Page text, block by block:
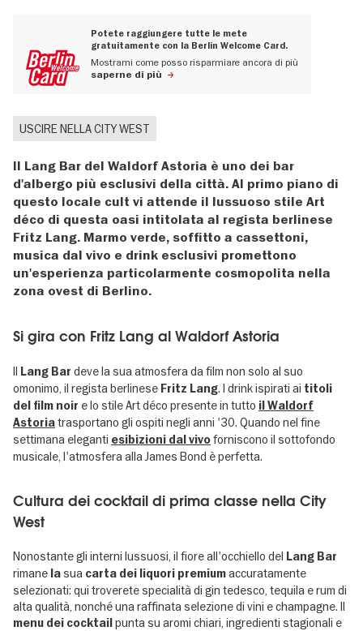
Potete raggiungere tutte le mete
gratuitamente con la Berlin Welcome Card.
Mostrami come posso risparmiare ancora di più
saperne di più
USCIRE NELLA CITY WEST
Il Lang Bar del Waldorf Astoria è uno dei bar
d'albergo più esclusivi della città. Al primo piano di
questo locale cult vi attende il lussuoso stile Art
déco di questa oasi intitolata al regista berlinese
Fritz Lang. Marmo verde, soffitto a cassettoni,
musica dal vivo e drink esclusivi promettono
un'esperienza particolarmente cosmopolita nella
zona ovest di Berlino.
Si gira con Fritz Lang al Waldorf Astoria
Il Lang Bar deve la sua atmosfera da film non solo al suo
omonimo, il regista berlinese Fritz Lang. I drink ispirati ai titoli
del film noir e lo stile Art déco presente in tutto il Waldorf
Astoriatrasportano gli ospiti negli anni '30. Quando nel fine
settimana eleganti esibizioni dal vivoforniscono il sottofondo
musicale, l'atmosfera alla James Bond è perfetta.
Cultura dei cocktail di prima classe nella City
West
Nonostante gli interni lussuosi, il fiore all'occhiello del Lang Bar
rimane la sua carta dei liquori premiumaccuratamente
selezionati: qui troverete specialità di gin tedesco, tequila e rum di
alta qualità, nonché una raffinata selezione di vini e champagne. Il
menu dei cocktail punta su aromi chiari, ingredienti stagionali e